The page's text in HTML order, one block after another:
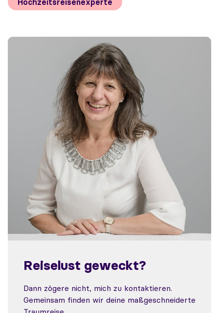
Hochzeitsreisenexperte
Reiselust geweckt?
Dann zögere nicht, mich zu kontaktieren.
Gemeinsam finden wir deine maßgeschneiderte